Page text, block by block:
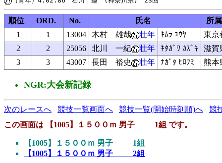
順位 ORD. No. 氏名
所属
1
1 13004 木村 雄哉 壮年 ｷﾑﾗ ﾕｳﾔ
東京
2
2 25056 北川 一紀 壮年 ｷﾀｶﾞﾜ ｶｽﾞｷ
滋賀
3
3 43007 長田 裕史 壮年 ﾅｶﾞﾀ ﾋﾛﾌﾐ 熊本
NGR:大会新記録
次のレースへ 競技一覧画面へ 競技一覧(開始時刻順)へ
競
この画面は 【1005】１５００ｍ 男子 1組 です。
【1005】１５００ｍ 男子 1組
【1005】１５００ｍ 男子 2組